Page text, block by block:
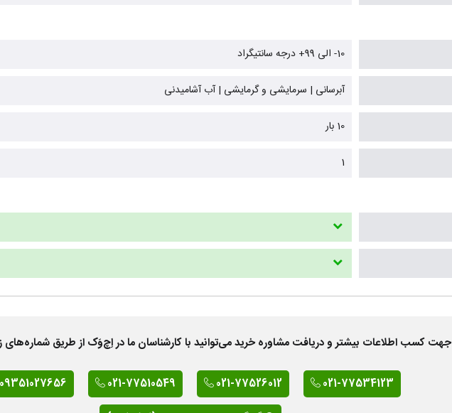
10- الی 99+ درجه سانتیگراد
آبرسانی | سرمایشی و گرمایشی | آب آشامیدنی
10 بار
1
جهت کسب اطلاعات بیشتر و دریافت مشاوره خرید می‌توانید با کارشناسان ما در اِچ‌وَک از طریق شماره‌های
021-77534123
021-77526012
021-77510549
09351027656